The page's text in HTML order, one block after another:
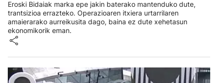
Eroski Bidaiak marka epe jakin baterako mantenduko dute,
trantsizioa errazteko. Operazioaren itxiera urtarrilaren
amaierarako aurreikusita dago, baina ez dute xehetasun
ekonomikorik eman.